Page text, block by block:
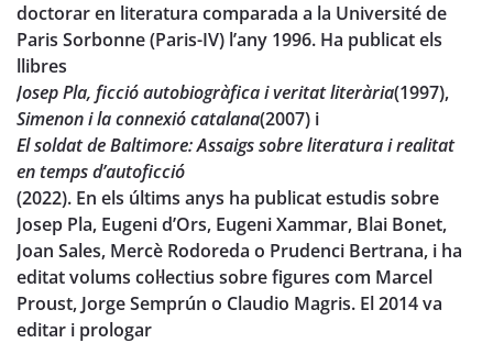
doctorar en literatura comparada a la Université de
Paris Sorbonne (Paris-IV) l’any 1996. Ha publicat els
llibres
Josep Pla, ficció autobiogràfica i veritat literària(1997),
Simenon i la connexió catalana(2007) i
El soldat de Baltimore: Assaigs sobre literatura i realitat
en temps d’autoficció
(2022). En els últims anys ha publicat estudis sobre
Josep Pla, Eugeni d’Ors, Eugeni Xammar, Blai Bonet,
Joan Sales, Mercè Rodoreda o Prudenci Bertrana, i ha
editat volums col·lectius sobre figures com Marcel
Proust, Jorge Semprún o Claudio Magris. El 2014 va
editar i prologar